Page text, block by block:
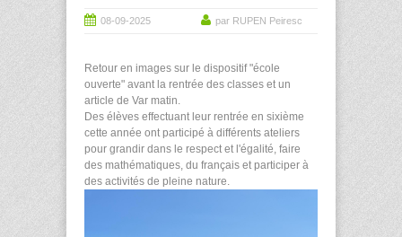
08-09-2025 par RUPEN Peiresc
Retour en images sur le dispositif "école
ouverte" avant la rentrée des classes et un
article de Var matin.
Des élèves effectuant leur rentrée en sixième
cette année ont participé à différents ateliers
pour grandir dans le respect et l'égalité, faire
des mathématiques, du français et participer à
des activités de pleine nature.